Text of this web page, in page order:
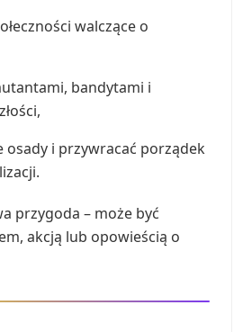
walczące o
bandytami i
osady i przywracać porządek
przygoda – może być
akcją lub opowieścią o